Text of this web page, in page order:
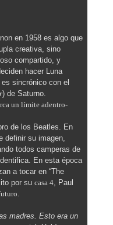
en 1958 es algo que
creativa, sino
compartido, y
hacer Luna
sincrónico con el
) de Saturno.
un límite adentro-
de los Beatles. En
definir su imagen,
todos camperas de
En esta época
a tocar en “The
por su casa 4, Paul
.
madres. Esto era un